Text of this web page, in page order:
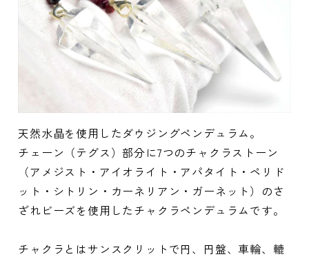
天然水晶を使用したダウジングペンデュラム。
チェーン（テグス）部分に7つのチャクラストーン
（アメジスト・アイオライト・アパタイト・ペリド
ット・シトリン・カーネリアン・ガーネット）のさ
ざれビーズを使用したチャクラペンデュラムです。
チャクラとはサンスクリットで円、円盤、車輪、轆